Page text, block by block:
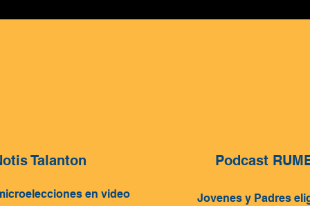
Talanton
en video
Podcast
Jovenes y Padres